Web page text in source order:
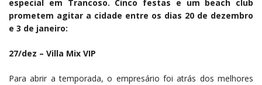
especial em Trancoso. Cinco festas e um beach club
prometem agitar a cidade entre os dias 20 de dezembro
e 3 de janeiro:
27/dez – Villa Mix VIP
Para abrir a temporada, o empresário foi atrás dos melhores